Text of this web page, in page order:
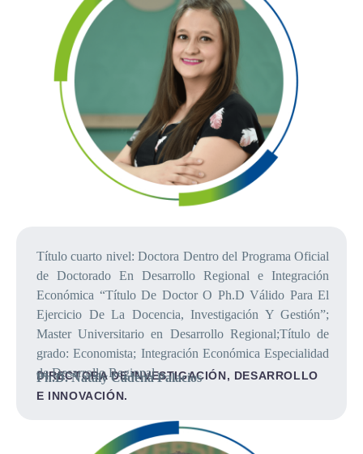
DIRECTORA DE INVESTIGACIÓN, DESARROLLO
E INNOVACIÓN.
Ph.D. Nataly Cadena Palacios
Título cuarto nivel: Doctora Dentro del Programa Oficial
de Doctorado En Desarrollo Regional e Integración
Económica “Título De Doctor O Ph.D Válido Para El
Ejercicio De La Docencia, Investigación Y Gestión”;
Master Universitario en Desarrollo Regional;Título de
grado: Economista; Integración Económica Especialidad
de Desarrollo Regional